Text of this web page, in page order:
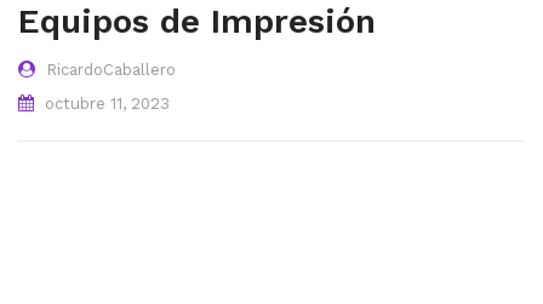
Equipos de Impresión
RicardoCaballero
octubre 11, 2023